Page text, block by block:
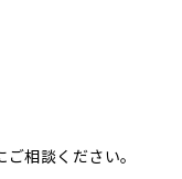
相談ください。